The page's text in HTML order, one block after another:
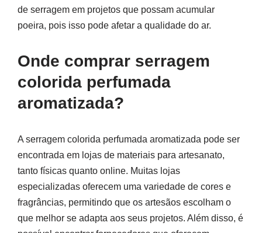
de serragem em projetos que possam acumular
poeira, pois isso pode afetar a qualidade do ar.
Onde comprar serragem
colorida perfumada
aromatizada?
A serragem colorida perfumada aromatizada pode ser
encontrada em lojas de materiais para artesanato,
tanto físicas quanto online. Muitas lojas
especializadas oferecem uma variedade de cores e
fragrâncias, permitindo que os artesãos escolham o
que melhor se adapta aos seus projetos. Além disso, é